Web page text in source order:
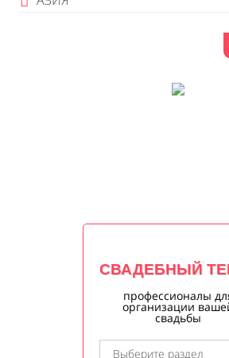
СВАДЕБНЫЙ
профессионалы
организации
свадьбы